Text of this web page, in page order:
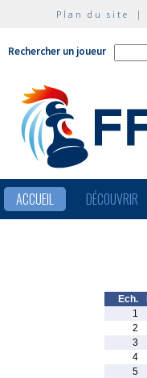
Plan du site |
Rechercher un joueur
ACCUEIL DÉCOUVRIR
Ech.
1
2
3
4
5